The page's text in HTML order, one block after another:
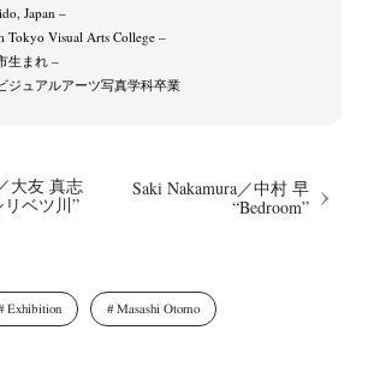
Japan –
Tokyo Visual Arts College –
生まれ –
ジュアルアーツ写真学科卒業
大友 真志
ベツ川”
Saki Nakamura／中村 早
“Bedroom”
Exhibition Masashi Otomo